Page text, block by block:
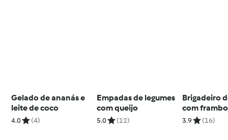
Gelado de ananás e
leite de coco
4.0 (4)
Empadas de legumes
com queijo
5.0 (12)
Brigadeiro
com
3.9 (16)